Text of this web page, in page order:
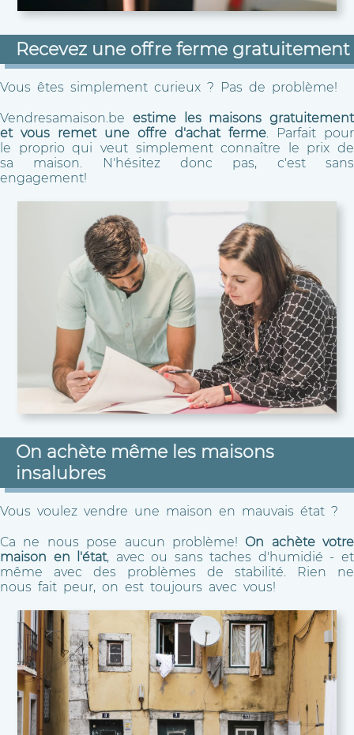
Recevez une offre ferme gratuitement
Vous êtes simplement curieux ? Pas de problème!
Vendresamaison.be estime les maisons gratuitement
et vous remet une offre d'achat ferme. Parfait pour
le proprio qui veut simplement connaître le prix de
sa maison. N'hésitez donc pas, c'est sans
engagement!
On achète même les maisons
insalubres
Vous voulez vendre une maison en mauvais état ?
Ca ne nous pose aucun problème! On achète votre
maison en l'état, avec ou sans taches d'humidié - et
même avec des problèmes de stabilité. Rien ne
nous fait peur, on est toujours avec vous!